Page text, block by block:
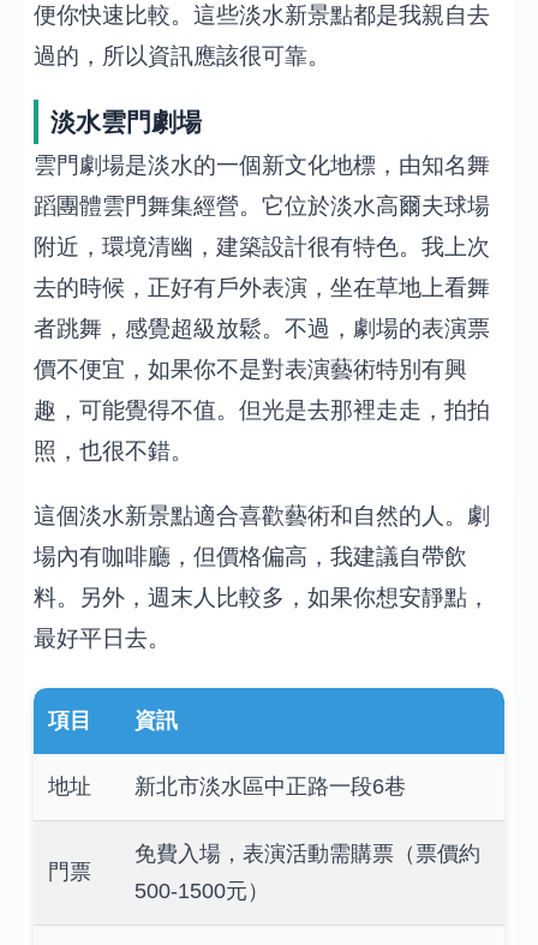
便你快速比較。這些淡水新景點都是我親自去
過的，所以資訊應該很可靠。
淡水雲門劇場
雲門劇場是淡水的一個新文化地標，由知名舞
蹈團體雲門舞集經營。它位於淡水高爾夫球場
附近，環境清幽，建築設計很有特色。我上次
去的時候，正好有戶外表演，坐在草地上看舞
者跳舞，感覺超級放鬆。不過，劇場的表演票
價不便宜，如果你不是對表演藝術特別有興
趣，可能覺得不值。但光是去那裡走走，拍拍
照，也很不錯。
這個淡水新景點適合喜歡藝術和自然的人。劇
場內有咖啡廳，但價格偏高，我建議自帶飲
料。另外，週末人比較多，如果你想安靜點，
最好平日去。
項目 資訊
地址 新北市淡水區中正路一段6巷
門票
免費入場，表演活動需購票（票價約
500-1500元）